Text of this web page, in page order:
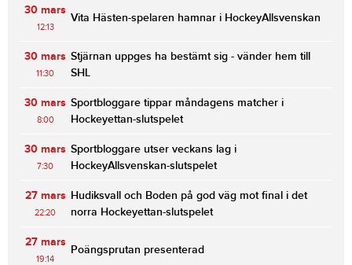
30 mars
12:13
Vita Hästen-spelaren hamnar i HockeyAllsvenskan
30 mars
11:30
Stjärnan uppges ha bestämt sig - vänder hem till
SHL
30 mars
8:00
Sportbloggare tippar måndagens matcher i
Hockeyettan-slutspelet
30 mars
7:30
Sportbloggare utser veckans lag i
HockeyAllsvenskan-slutspelet
27 mars
22:20
Hudiksvall och Boden på god väg mot final i det
norra Hockeyettan-slutspelet
27 mars
19:14
Poängsprutan presenterad